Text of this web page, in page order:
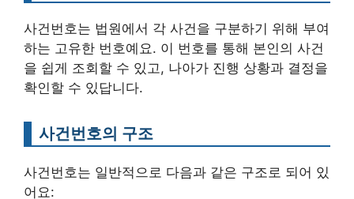
사건번호는 법원에서 각 사건을 구분하기 위해 부여
하는 고유한 번호예요. 이 번호를 통해 본인의 사건
을 쉽게 조회할 수 있고, 나아가 진행 상황과 결정을
확인할 수 있답니다.
사건번호의 구조
사건번호는 일반적으로 다음과 같은 구조로 되어 있
어요: